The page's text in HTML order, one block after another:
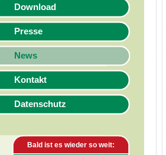
Download
Presse
News
Kontakt
Datenschutz
Bald ist es wieder so weit: